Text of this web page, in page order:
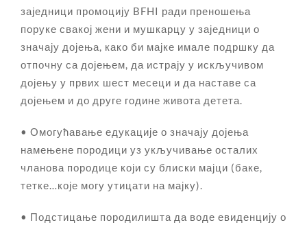
заједници промоцију BFHI ради преношења
поруке свакој жени и мушкарцу у заједници о
значају дојења, како би мајке имале подршку да
отпочну са дојењем, да истрају у искључивом
дојењу у првих шест месеци и да наставе са
дојењем и до друге године живота детета.
• Омогућавање едукације о значају дојења
намењене породици уз укључивање осталих
чланова породице који су блиски мајци (баке,
тетке…које могу утицати на мајку).
• Подстицање породилишта да воде евиденцију о